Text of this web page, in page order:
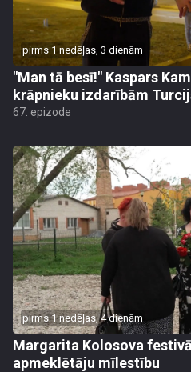
pirms 1 nedēļas, 3 dienām
"Man tā besī!" Kaspars
krāpnieku izdarībām
67. epizode
pirms 1 nedēļas, 4 dienām
Margarita Kolosova
apmeklētāju mīlestību